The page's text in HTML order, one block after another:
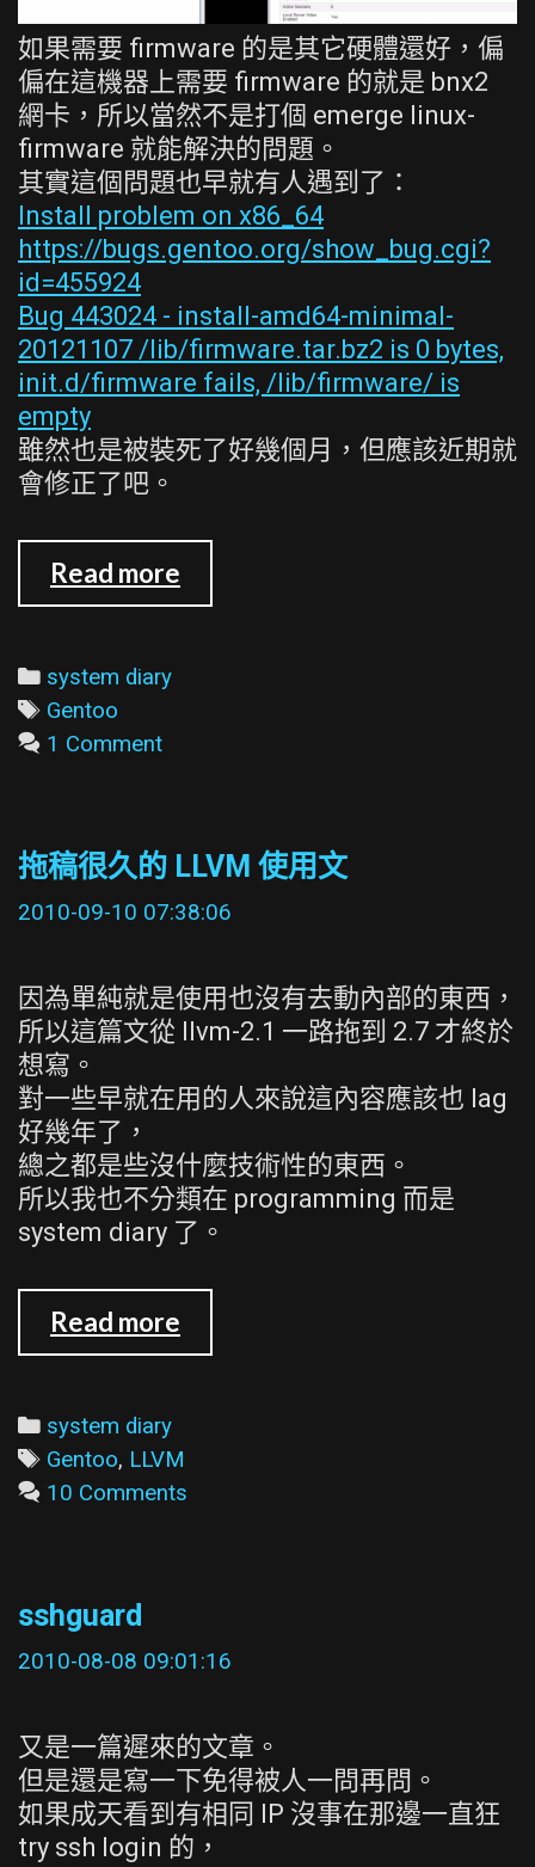
如果需要 firmware 的是其它硬體還好，偏
偏在這機器上需要 firmware 的就是 bnx2
網卡，所以當然不是打個 emerge linux-
firmware 就能解決的問題。
其實這個問題也早就有人遇到了：
Install problem on x86_64
https://bugs.gentoo.org/show_bug.cgi?
id=455924
Bug 443024 - install-amd64-minimal-
20121107 /lib/firmware.tar.bz2 is 0 bytes,
init.d/firmware fails, /lib/firmware/ is
empty
雖然也是被裝死了好幾個月，但應該近期就
會修正了吧。
Read more
小
的
minimal
Categories
system diary
Tags
Gentoo
1 Comment
拖稿很久的 LLVM 使用文
2010-09-10 07:38:06
因為單純就是使用也沒有去動內部的東西，
所以這篇文從 llvm-2.1 一路拖到 2.7 才終於
想寫。
對一些早就在用的人來說這內容應該也 lag
好幾年了，
總之都是些沒什麼技術性的東西。
所以我也不分類在 programming 而是
system diary 了。
Read more
稿
的
LLVM
Categories
system diary
Tags
Gentoo, LLVM
10 Comments
sshguard
2010-08-08 09:01:16
又是一篇遲來的文章。
但是還是寫一下免得被人一問再問。
如果成天看到有相同 IP 沒事在那邊一直狂
try ssh login 的，